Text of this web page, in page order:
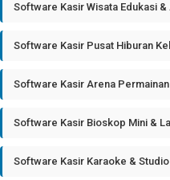
Software Kasir Wisata Edukasi
Software Kasir Pusat Hiburan
Software Kasir Arena Permainan
Software Kasir Bioskop Mini &
Software Kasir Karaoke &